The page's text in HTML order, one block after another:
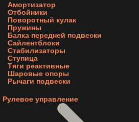
Амортизатор
Отбойники
Поворотный кулак
Пружины
Балка передней подвески
Сайлентблоки
Стабилизаторы
Ступица
Тяги реактивные
Шаровые опоры
Рычаги подвески
Рулевое управление